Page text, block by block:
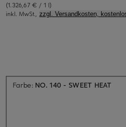
(1.326,67 € / 1 l)
inkl. MwSt., zzgl. Versandkosten,
Farbe:NO. 140 - SWEET HEAT